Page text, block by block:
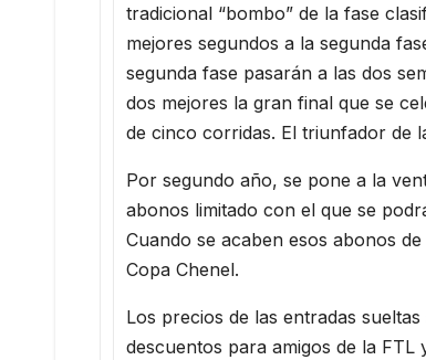
tradicional “bombo” de la fase
mejores segundos a la segunda
segunda fase pasarán a las dos
dos mejores la gran final que se
de cinco corridas. El triunfador de
Por segundo año, se pone a la
abonos limitado con el que se
Cuando se acaben esos abonos
Copa Chenel.
Los precios de las entradas
descuentos para amigos de la FTL